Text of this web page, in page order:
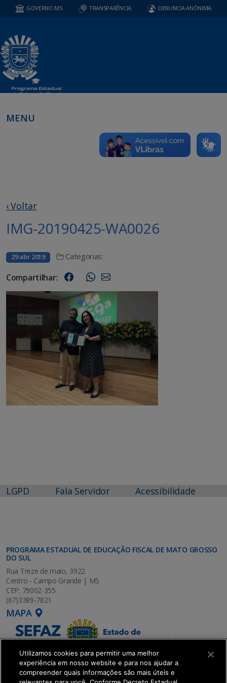
GOVERNO MS TRANSPARÊNCIA DENUNCIA ANÔNIMA
MENU
‹ Voltar
IMG-20190425-WA0026
29 abr 2019 Categorias:
Compartilhar:
LGPD Fala Servidor Acessibilidade
PROGRAMA ESTADUAL DE EDUCAÇÃO FISCAL DE MATO GROSSO
DO SUL
Rua Treze de maio, 3922
Centro - Campo Grande | MS
CEP: 79002-355
(67)3389-7821
MAPA
Utilizamos cookies para permitir uma melhor
experiência em nosso website e para nos ajudar a
compreender quais informações são mais úteis e